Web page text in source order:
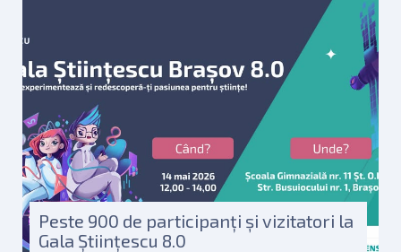
Peste 900 de participanți și vizitatori la
Gala Științescu 8.0